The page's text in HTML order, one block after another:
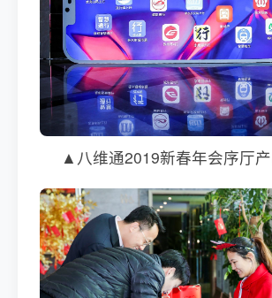
▲八维通2019新春年会序厅